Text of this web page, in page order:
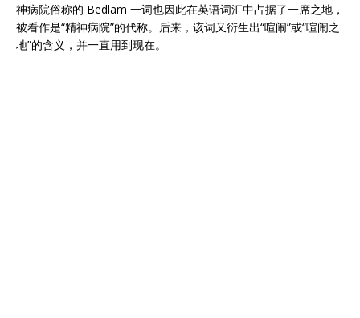
神病院俗称的 Bedlam 一词也因此在英语词汇中占据了一席之地，
被看作是“精神病院”的代称。后来，该词又衍生出“喧闹”或“喧闹之
地”的含义，并一直用到现在。